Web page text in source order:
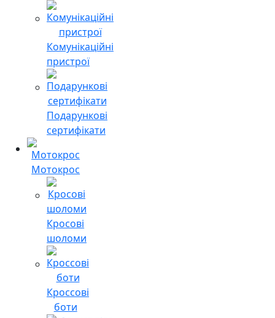
Комунікаційні
пристрої
Подарункові
сертифікати
Мотокрос
Кросові
шоломи
Кроссові
боти